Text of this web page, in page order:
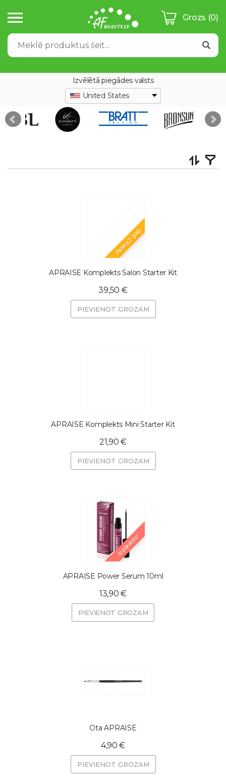
Grozs (0)
Izvēlētā piegādes valsts
United States
Palika 2 gab.
APRAISE Komplekts Salon Starter Kit
39,50 €
PIEVIENOT GROZAM
APRAISE Komplekts Mini Starter Kit
21,90 €
PIEVIENOT GROZAM
Izpārdots!
APRAISE Power Serum 10ml
13,90 €
PIEVIENOT GROZAM
Ota APRAISE
4,90 €
PIEVIENOT GROZAM